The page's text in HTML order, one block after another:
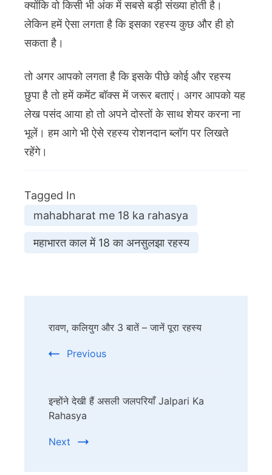
क्योंकि वो किसी भी अंक में सबसे बड़ी संख्या होती है।
लेकिन हमें ऐसा लगता है कि इसका रहस्य कुछ और ही हो
सकता है।
तो अगर आपको लगता है कि इसके पीछे कोई और रहस्य
छुपा है तो हमें कमेंट बॉक्स में जरूर बताएं। अगर आपको यह
लेख पसंद आया हो तो अपने दोस्तों के साथ शेयर करना ना
भूलें। हम आगे भी ऐसे रहस्य रोशनदान ब्लॉग पर लिखते
रहेंगे।
Tagged In
mahabharat me 18 ka rahasya
महाभारत काल में 18 का अनसुलझा रहस्य
Navigation
रावण, कलियुग और 3 बातें – जानें पूरा रहस्य
Previous
इन्होंने देखी हैं असली जलपरियाँ Jalpari Ka
Rahasya
Next